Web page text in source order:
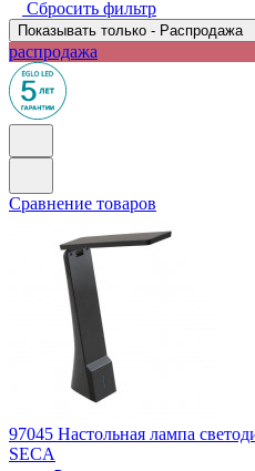
Сбросить фильтр
Показывать только - Распродажа
распродажа
Сравнение товаров
97045 Настольная лампа
SECA